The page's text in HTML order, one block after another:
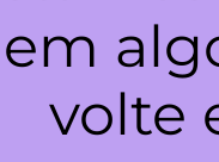
em
volte